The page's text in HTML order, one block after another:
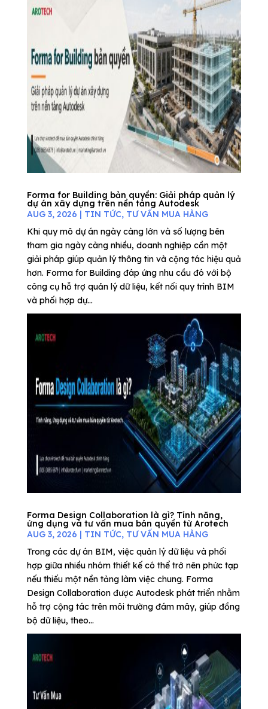
Forma for Building bản quyền: Giải pháp quản lý
dự án xây dựng trên nền tảng Autodesk
AUG 3, 2026 | TIN TỨC, TƯ VẤN MUA HÀNG
Khi quy mô dự án ngày càng lớn và số lượng bên
tham gia ngày càng nhiều, doanh nghiệp cần một
giải pháp giúp quản lý thông tin và cộng tác hiệu quả
hơn. Forma for Building đáp ứng nhu cầu đó với bộ
công cụ hỗ trợ quản lý dữ liệu, kết nối quy trình BIM
và phối hợp dự...
Forma Design Collaboration là gì? Tính năng,
ứng dụng và tư vấn mua bản quyền từ Arotech
AUG 3, 2026 | TIN TỨC, TƯ VẤN MUA HÀNG
Trong các dự án BIM, việc quản lý dữ liệu và phối
hợp giữa nhiều nhóm thiết kế có thể trở nên phức tạp
nếu thiếu một nền tảng làm việc chung. Forma
Design Collaboration được Autodesk phát triển nhằm
hỗ trợ cộng tác trên môi trường đám mây, giúp đồng
bộ dữ liệu, theo...